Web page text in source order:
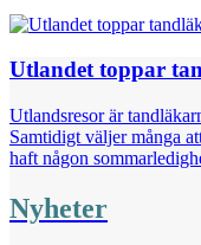
Utlandet toppar
Utlandsresor är
Samtidigt väljer många
haft någon
Nyheter